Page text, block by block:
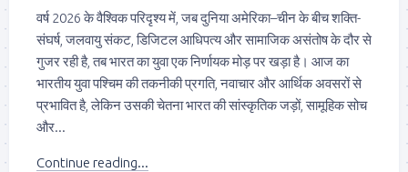
वर्ष 2026 के वैश्विक परिदृश्य में, जब दुनिया अमेरिका–चीन के बीच शक्ति-
संघर्ष, जलवायु संकट, डिजिटल आधिपत्य और सामाजिक असंतोष के दौर से
गुजर रही है, तब भारत का युवा एक निर्णायक मोड़ पर खड़ा है। आज का
भारतीय युवा पश्चिम की तकनीकी प्रगति, नवाचार और आर्थिक अवसरों से
प्रभावित है, लेकिन उसकी चेतना भारत की सांस्कृतिक जड़ों, सामूहिक सोच
और...
Continue reading...